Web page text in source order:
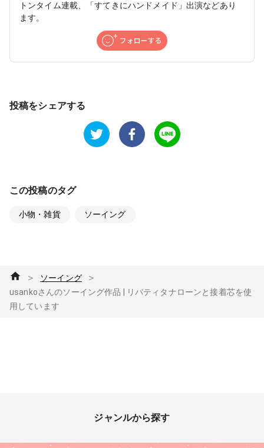
トンタイム連載、「すてきにハンドメイド」出演などあり
ます。
投稿をシェアする
この投稿のタグ
小物・雑貨 ソーイング
＞ ソーイング ＞
usankoさんのソーイング作品 | リバティタナローンと接着芯を使
用しています
ジャンルから探す